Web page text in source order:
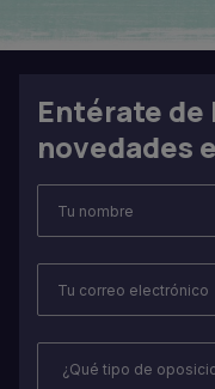
Entérate de
novedades